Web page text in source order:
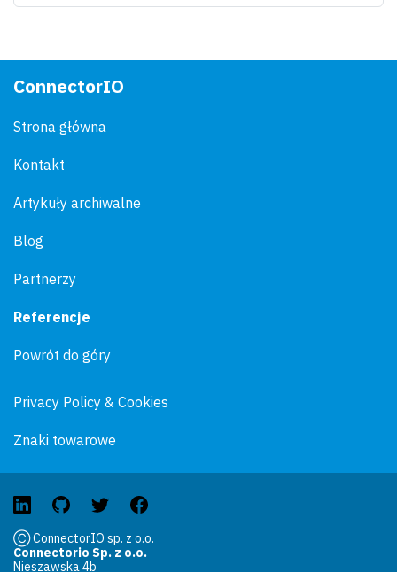
ConnectorIO
Strona główna
Kontakt
Artykuły archiwalne
Blog
Partnerzy
Referencje
Powrót do góry
Privacy Policy & Cookies
Znaki towarowe
Ⓒ ConnectorIO sp. z o.o.
Connectorio Sp. z o.o.
Nieszawska 4b